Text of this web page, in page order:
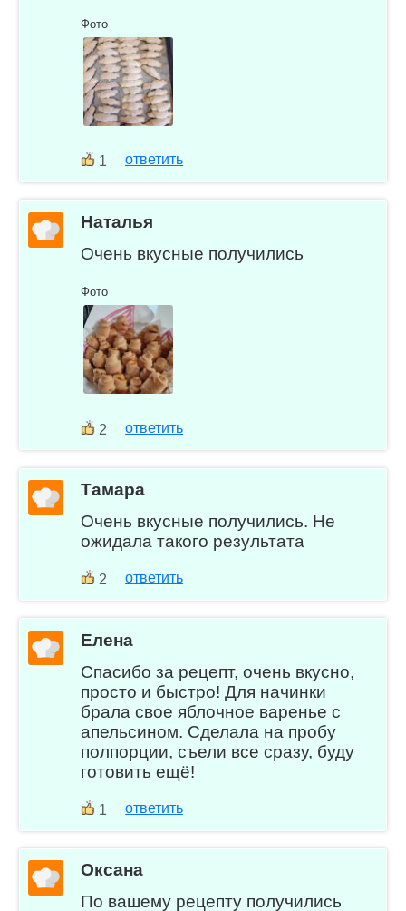
Фото
1 ответить
Наталья
Очень вкусные получились
Фото
2 ответить
Тамара
Очень вкусные получились. Не
ожидала такого результата
2 ответить
Елена
Спасибо за рецепт, очень вкусно,
просто и быстро! Для начинки
брала свое яблочное варенье с
апельсином. Сделала на пробу
полпорции, съели все сразу, буду
готовить ещё!
1 ответить
Оксана
По вашему рецепту получились